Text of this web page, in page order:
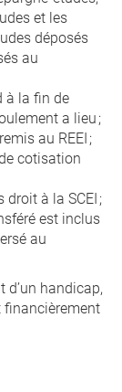
et les
déposés
au
à la fin de
a lieu ;
au REEI ;
cotisation
à la SCEI ;
est inclus
au
d’un handicap,
financièrement